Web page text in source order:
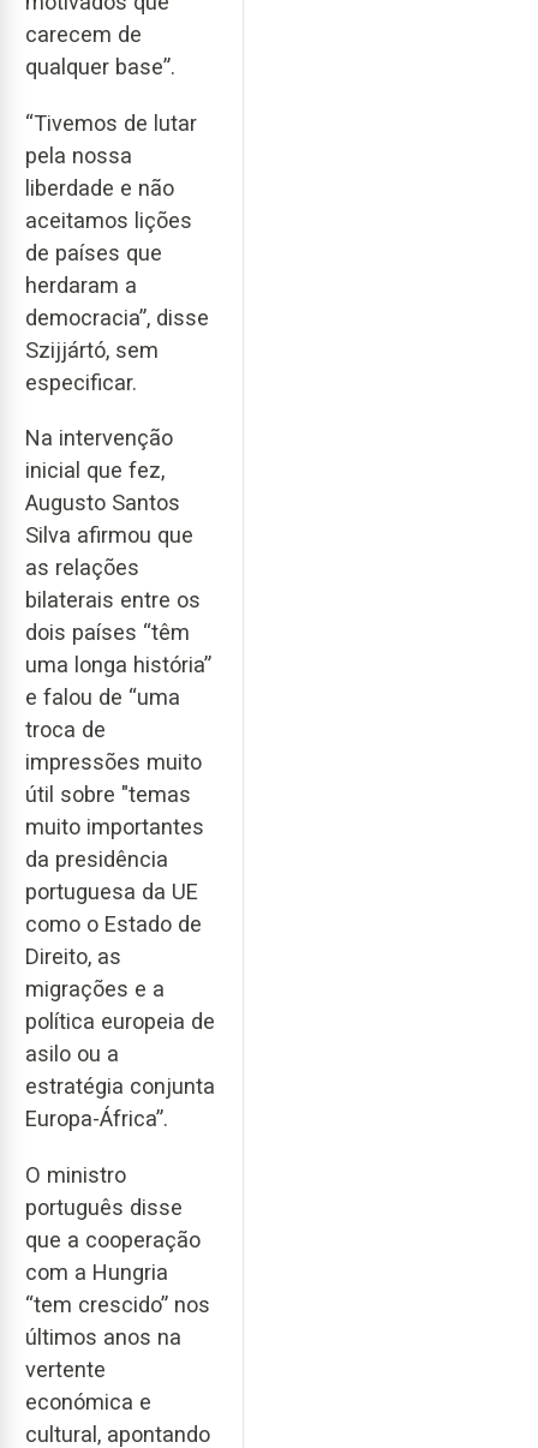
carecem de
qualquer base”.
“Tivemos de lutar
pela nossa
liberdade e não
aceitamos lições
de países que
herdaram a
democracia”, disse
Szijjártó, sem
especificar.
Na intervenção
inicial que fez,
Augusto Santos
Silva afirmou que
as relações
bilaterais entre os
dois países “têm
uma longa história”
e falou de “uma
troca de
impressões muito
útil sobre "temas
muito importantes
da presidência
portuguesa da UE
como o Estado de
Direito, as
migrações e a
política europeia de
asilo ou a
estratégia conjunta
Europa-África”.
O ministro
português disse
que a cooperação
com a Hungria
“tem crescido” nos
últimos anos na
vertente
económica e
cultural, apontando